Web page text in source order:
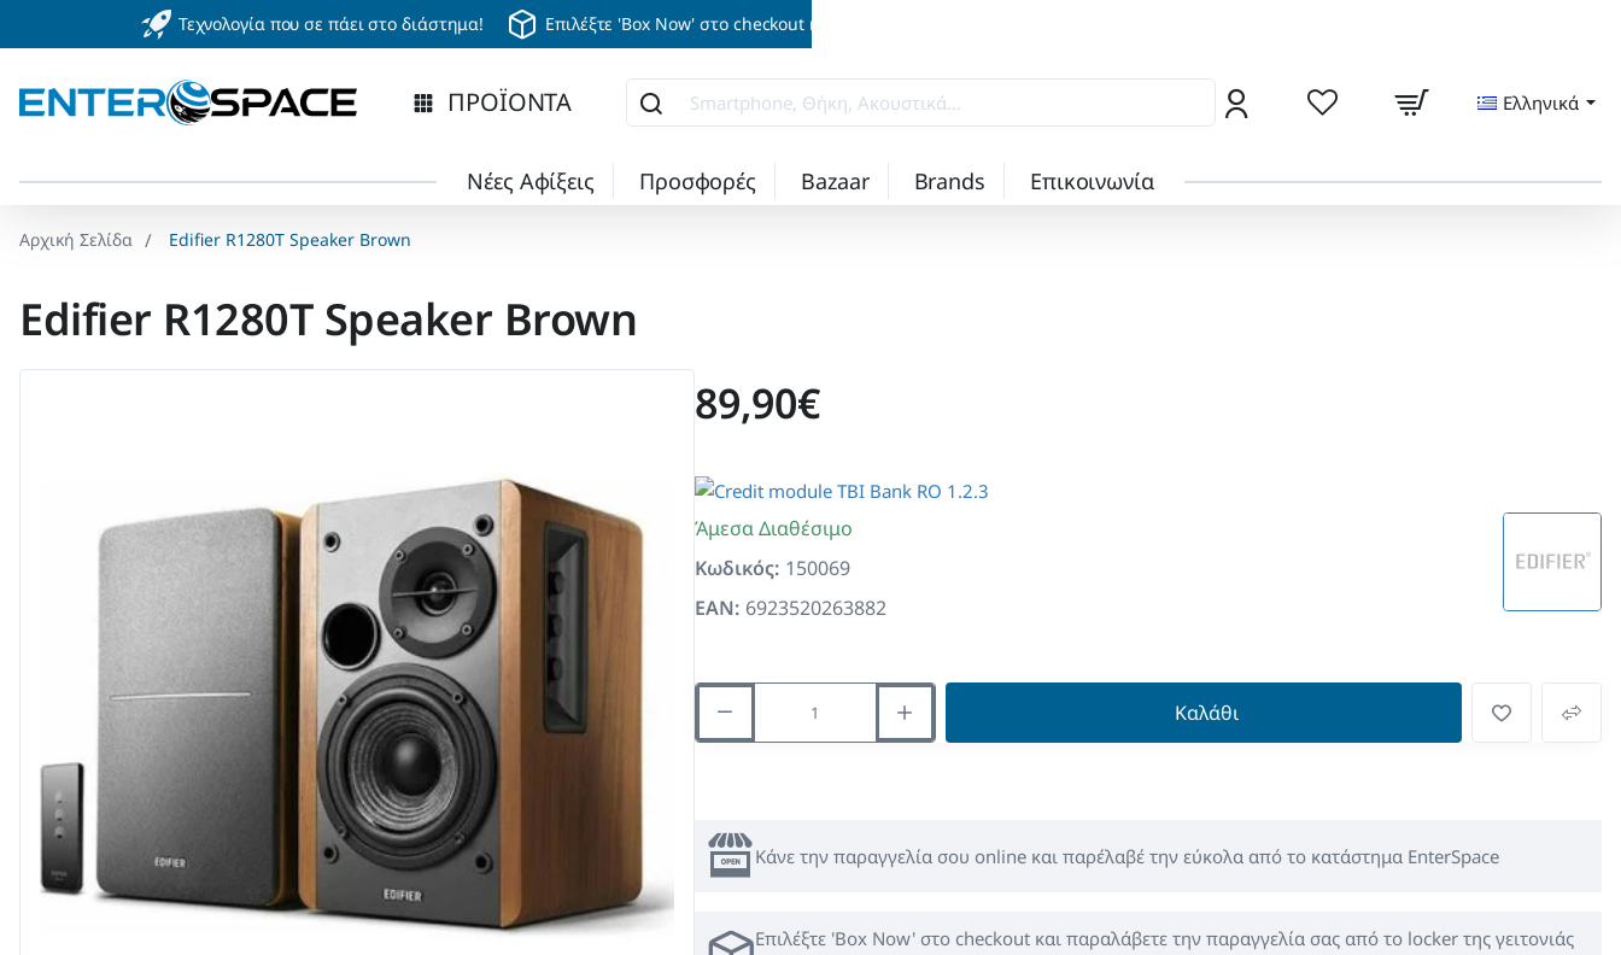
Τεχνολογία που σε πάει στο διάστημα! Επιλέξτε 'Box Now' στο checkout και παραλάβετε την παραγγελία σας από το locker της γειτονιάς σας
ΠΡΟΪΟΝΤΑ
Smartphone,
Θήκη,
Ελληνικά
Νέες Αφίξεις Προσφορές Bazaar Brands Επικοινωνία
Edifier R1280T Speaker Brown
Edifier R1280T Speaker Brown
Άμεσα Διαθέσιμο
Κωδικός: 150069
EAN: 6923520263882
89,90€
Καλάθι
Κάνε την παραγγελία σου online και παρέλαβέ την εύκολα από το κατάστημα EnterSpace
Επιλέξτε 'Box Now' στο checkout και παραλάβετε την παραγγελία σας από το locker της γειτονιάς